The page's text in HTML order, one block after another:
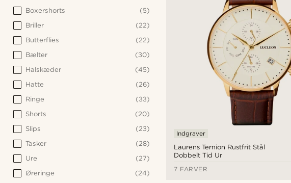
Laurens Ternion Rustfrit Stål
Dobbelt Tid Ur
Indgraver
7 FARVER
Boxershorts
(5)
Briller
(22)
Butterflies
(22)
Bælter
(30)
Halskæder
(45)
Hatte
(26)
Ringe
(33)
Shorts
(20)
Slips
(23)
Tasker
(28)
Ure
(27)
Øreringe
(24)